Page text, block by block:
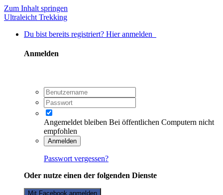
Zum Inhalt springen
Ultraleicht Trekking
Du bist bereits registriert? Hier anmelden
Anmelden
Angemeldet bleiben Bei öffentlichen Computern nicht
empfohlen
Anmelden
Passwort vergessen?
Oder nutze einen der folgenden Dienste
Mit Facebook anmelden